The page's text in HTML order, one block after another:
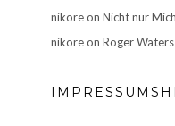
nikoreon Nicht nur
nikoreon Roger